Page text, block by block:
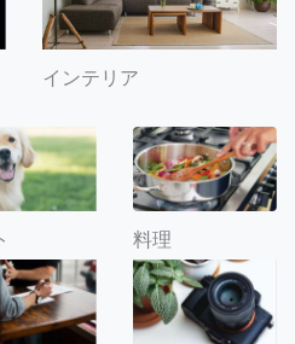
インテリア
料理